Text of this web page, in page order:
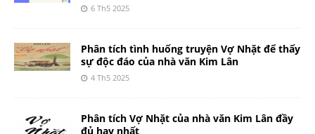
6 Th5 2025
Phân tích tình huống truyện Vợ Nhặt để thấy
sự độc đáo của nhà văn Kim Lân
4 Th5 2025
Phân tích Vợ Nhặt của nhà văn Kim Lân đầy
đủ hay nhất